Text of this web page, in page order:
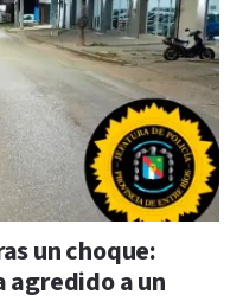
un choque:
agredido a un